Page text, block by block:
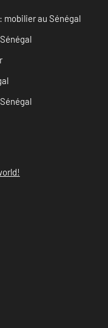
mobilier au Sénégal